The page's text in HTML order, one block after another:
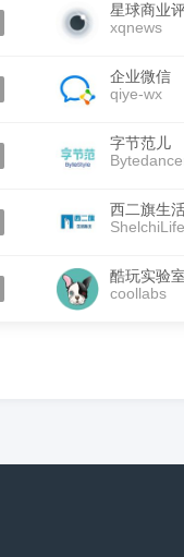
星球商业
xqnews
企业微信
qiye-wx
字节范儿
西二旗生
酷玩实验
coollabs